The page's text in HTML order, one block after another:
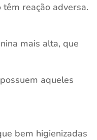
reação adversa.
mais alta, que
aqueles
bem higienizadas